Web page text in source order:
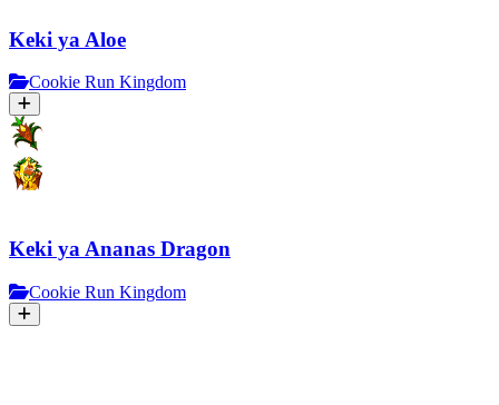
Keki ya Aloe
Cookie Run Kingdom
Keki ya Ananas Dragon
Cookie Run Kingdom